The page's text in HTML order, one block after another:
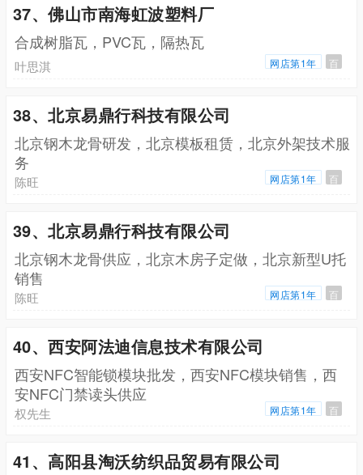
37、佛山市南海虹波塑料厂
合成树脂瓦，PVC瓦，隔热瓦
叶思淇 网店第1年 百
38、北京易鼎行科技有限公司
北京钢木龙骨研发，北京模板租赁，北京外架技术服
务
陈旺 网店第1年 百
39、北京易鼎行科技有限公司
北京钢木龙骨供应，北京木房子定做，北京新型U托
销售
陈旺 网店第1年 百
40、西安阿法迪信息技术有限公司
西安NFC智能锁模块批发，西安NFC模块销售，西
安NFC门禁读头供应
权先生 网店第1年 百
41、高阳县淘沃纺织品贸易有限公司